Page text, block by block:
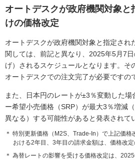
オートデスクが政府機関対象と
けの価格改定
オートデスクが政府機関対象と指定され
関しては、前記と異なり、2025年5月7
げ）されるスケジュールとなります。そ
オートデスクでの注文完了が必要ですの
また、日本円のレートが±3％変動した場
ー希望小売価格（SRP）が最大3％増減
異なる）する可能性があると発表されて
＊ 特別更新価格（M2S、Trade-In）で上記価
おける2年目、3年目の請求金額は、価格改定
＊ 為替レートの影響を受ける価格改定は、